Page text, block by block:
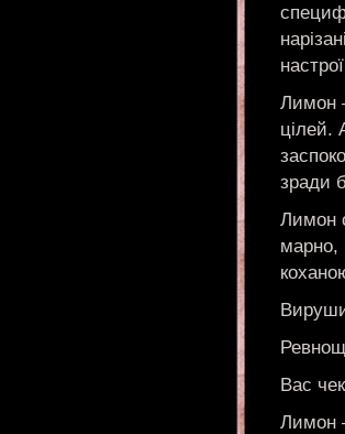
Лимон
цілей.
зради
Лимон
марно,
Вас
Лимон